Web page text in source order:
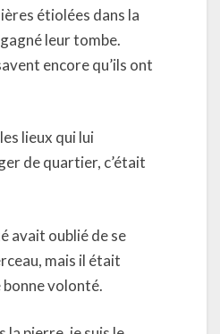
étiolées dans la
leur tombe.
encore qu’ils ont
lieux qui lui
de quartier, c’était
avait oublié de se
mais il était
volonté.